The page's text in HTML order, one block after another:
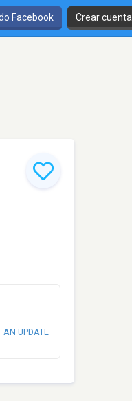
Facebook Crear cuenta
AN UPDATE